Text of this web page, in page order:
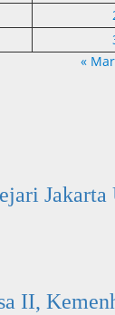
« Mar
Jakarta
II,